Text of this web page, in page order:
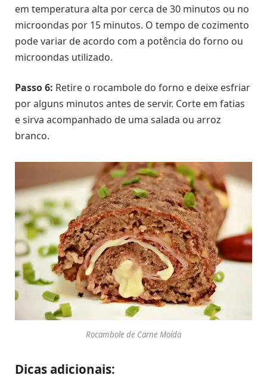
em temperatura alta por cerca de 30 minutos ou no
microondas por 15 minutos. O tempo de cozimento
pode variar de acordo com a potência do forno ou
microondas utilizado.
Passo 6: Retire o rocambole do forno e deixe esfriar
por alguns minutos antes de servir. Corte em fatias
e sirva acompanhado de uma salada ou arroz
branco.
Rocambole de Carne Moída
Dicas adicionais: